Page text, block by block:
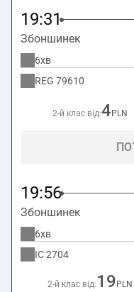
19:31
Збоншинек
6хв
REG 79610
2-й клас від:4 PLN
19:56
Збоншинек
6хв
IC2704
2-й клас від: 19 PLN